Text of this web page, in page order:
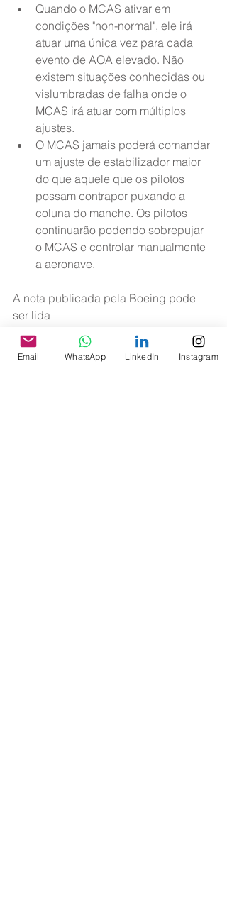
Quando o MCAS ativar em
condições "non-normal", ele irá
atuar uma única vez para cada
evento de AOA elevado. Não
existem situações conhecidas ou
vislumbradas de falha onde o
MCAS irá atuar com múltiplos
ajustes.
O MCAS jamais poderá comandar
um ajuste de estabilizador maior
do que aquele que os pilotos
possam contrapor puxando a
coluna do manche. Os pilotos
continuarão podendo sobrepujar
o MCAS e controlar manualmente
a aeronave.
A nota publicada pela Boeing pode
ser lida
em https://boeing.mediaroom.com/new
s-releases-statements?item=130434, e
as informações sobre as mudanças no
Email WhatsApp LinkedIn Instagram